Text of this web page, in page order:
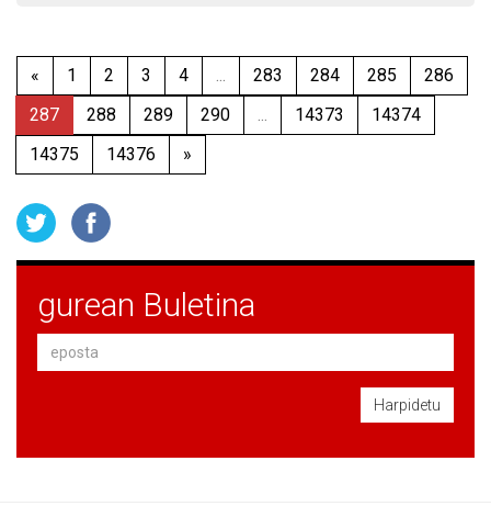
« 1 2 3 4 ... 283 284 285
286
287
288 289 290 ... 14373
14374
14375
14376 »
gurean Buletina
Harpidetu